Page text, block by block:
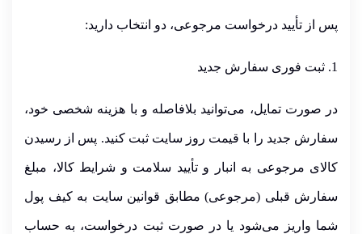
پس از تأیید درخواست مرجوعی، دو انتخاب دارید:
1. ثبت فوری سفارش جدید
در صورت تمایل، می‌توانید بلافاصله و با هزینه شخصی خود،
سفارش جدید را با قیمت روز سایت ثبت کنید. پس از رسیدن
کالای مرجوعی به انبار و تأیید سلامت و شرایط کالا، مبلغ
سفارش قبلی (مرجوعی) مطابق قوانین سایت بهکیف پول
شما واریز می‌شود یا در صورت ثبت درخواست، به حساب